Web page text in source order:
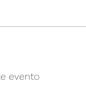
evento